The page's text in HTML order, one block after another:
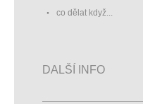
co dělat když...
DALŠÍ INFO